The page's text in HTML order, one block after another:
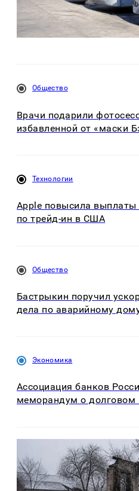
Общество
Врачи подарили
избавленной от «маски
Технологии
Apple повысила выплаты
по трейд-ин в США
Общество
Бастрыкин поручил
дела по аварийному
Экономика
Ассоциация банков
меморандум о долговом